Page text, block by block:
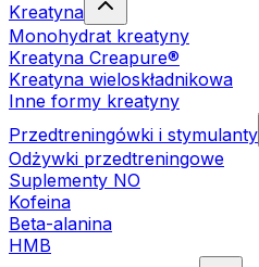
Kreatyna
Monohydrat kreatyny
Kreatyna Creapure®
Kreatyna wieloskładnikowa
Inne formy kreatyny
Przedtreningówki i stymulanty
Odżywki przedtreningowe
Suplementy NO
Kofeina
Beta-alanina
HMB